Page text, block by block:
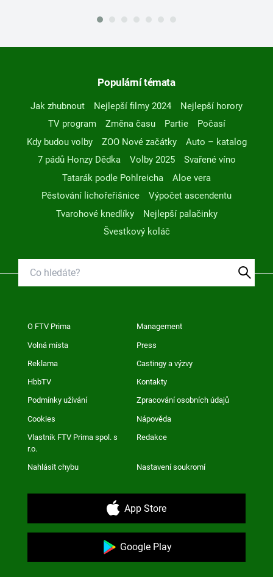
Populární témata
Jak zhubnout Nejlepší filmy 2024
Nejlepší horory
TV program
Změna času Partie
Počasí
Kdy budou volby
ZOO Nové začátky
Auto – katalog
7 pádů Honzy Dědka
Volby 2025
Svařené víno
Tatarák podle Pohlreicha
Aloe vera
Pěstování lichořeřišnice
Výpočet ascendentu
Tvarohové knedlíky
Nejlepší palačinky
Švestkový koláč
O FTV Prima Management
Volná místa Press
Reklama Castingy a výzvy
HbbTV Kontakty
Podmínky užívání Zpracování osobních údajů
Cookies Nápověda
Vlastník FTV Prima spol. s
r.o.
Redakce
Nahlásit chybu Nastavení soukromí
App Store
Google Play